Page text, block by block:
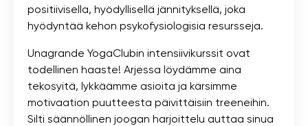
positiivisella, hyödyllisellä jännityksellä, joka
hyödyntää kehon psykofysiologisia resursseja.
Unagrande YogaClubin intensiivikurssit ovat
todellinen haaste! Arjessa löydämme aina
tekosyitä, lykkäämme asioita ja kärsimme
motivaation puutteesta päivittäisiin treeneihin.
Silti säännöllinen joogan harjoittelu auttaa sinua